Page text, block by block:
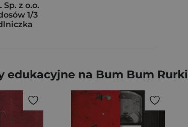
Sp. z o.o.
1/3
edukacyjne na Bum Bum Rurki